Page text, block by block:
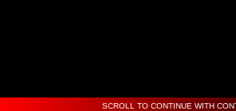
SCROLL TO CONTINUE WITH